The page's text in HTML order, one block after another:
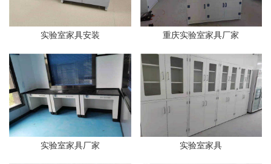
实验室家具安装 重庆实验室家具厂家
实验室家具厂家 实验室家具